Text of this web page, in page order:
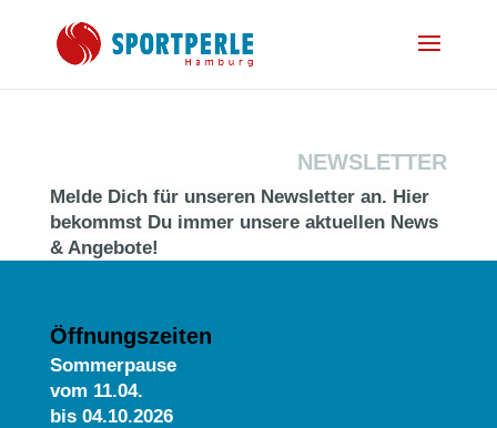
NEWSLETTER
Melde Dich für unseren Newsletter an. Hier
bekommst Du immer unsere aktuellen News
& Angebote!
Öffnungszeiten
Sommerpause
vom 11.04.
bis 04.10.2026